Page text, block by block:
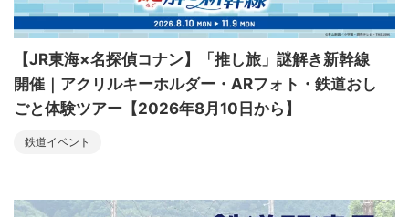
【JR東海×名探偵コナン】「推し旅」謎解き新幹線
開催｜アクリルキーホルダー・ARフォト・鉄道おし
ごと体験ツアー【2026年8月10日から】
鉄道イベント